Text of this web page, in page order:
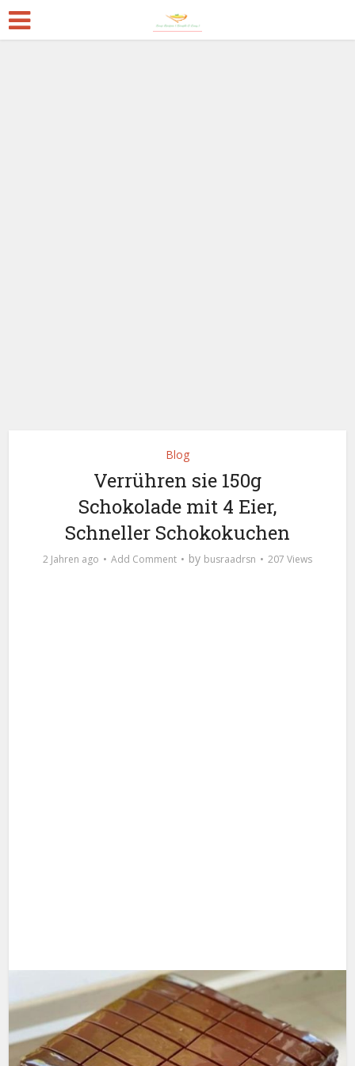
Blog
Verrühren sie 150g
Schokolade mit 4 Eier,
Schneller Schokokuchen
2 Jahren ago Add Comment by busraadrsn 207 Views